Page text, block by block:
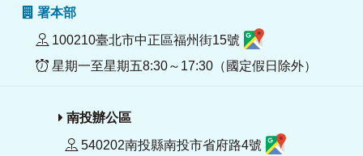
署本部
100210臺北市中正區福州街15號
星期一至星期五8:30～17:30（國定假日除外）
南投辦公區
540202南投縣南投市省府路4號